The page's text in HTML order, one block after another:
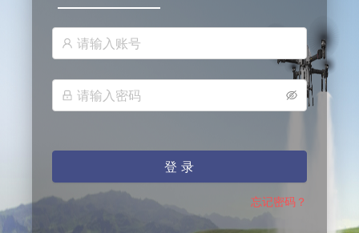
登 录
忘记密码？